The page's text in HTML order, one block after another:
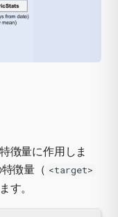
徴量に作用しま
徴量（ <target>
す。